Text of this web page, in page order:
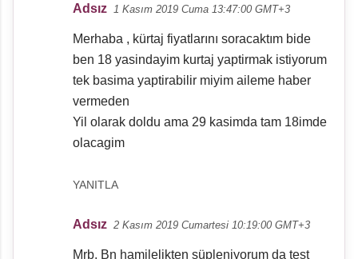
Adsız 1 Kasım 2019 Cuma 13:47:00 GMT+3
Merhaba , kürtaj fiyatlarını soracaktım bide
ben 18 yasindayim kurtaj yaptirmak istiyorum
tek basima yaptirabilir miyim aileme haber
vermeden
Yil olarak doldu ama 29 kasimda tam 18imde
olacagim
YANITLA
Adsız 2 Kasım 2019 Cumartesi 10:19:00 GMT+3
Mrb. Bn hamilelikten şüpleniyorum da test